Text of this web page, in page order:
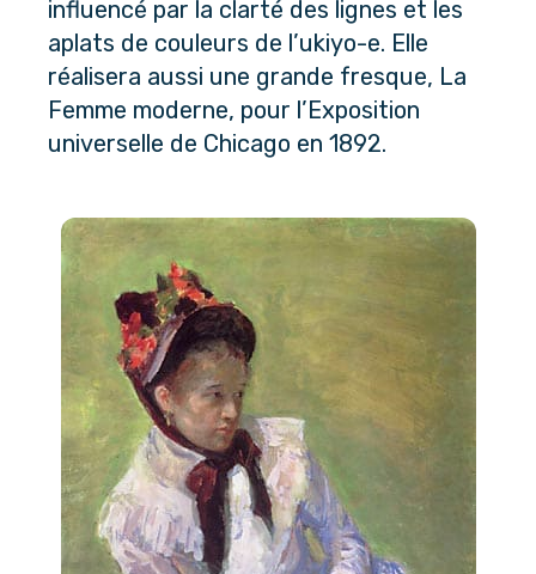
influencé par la clarté des lignes et les
aplats de couleurs de l’ukiyo-e. Elle
réalisera aussi une grande fresque, La
Femme moderne, pour l’Exposition
universelle de Chicago en 1892.